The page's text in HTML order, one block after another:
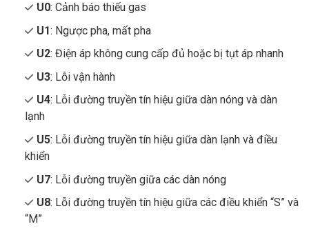
U0: Cảnh báo thiếu gas
U1: Ngược pha, mất pha
U2: Điện áp không cung cấp đủ hoặc bị tụt áp nhanh
U3: Lỗi vận hành
U4: Lỗi đường truyền tín hiệu giữa dàn nóng và dàn
lạnh
U5: Lỗi đường truyền tín hiệu giữa dàn lạnh và điều
khiển
U7: Lỗi đường truyền giữa các dàn nóng
U8: Lỗi đường truyền tín hiệu giữa các điều khiển “S” và
“M”